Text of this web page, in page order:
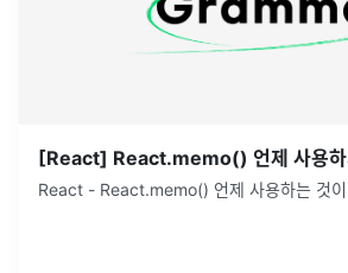
[React] React.memo() 언제 사용
React - React.memo() 언제 사용하는 것이